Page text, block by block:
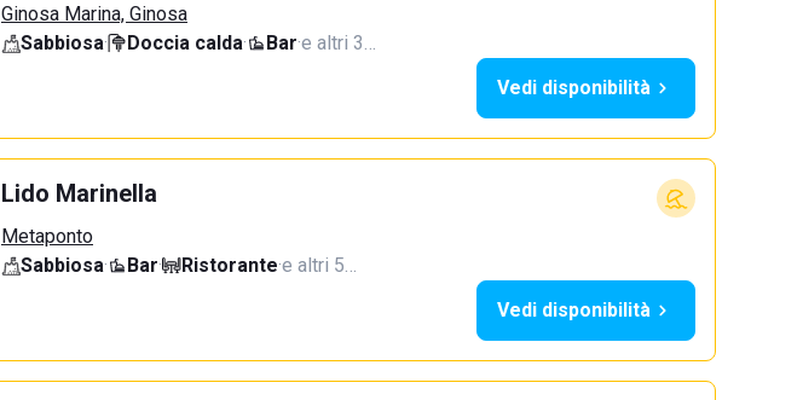
Ginosa Marina, Ginosa
Sabbiosa· Doccia calda· Bar·e altri 3…
Vedi disponibilità
Lido Marinella
Metaponto
Sabbiosa· Bar· Ristorante·e altri 5…
Vedi disponibilità